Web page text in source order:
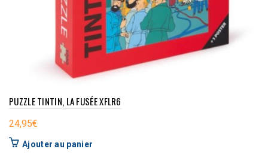
PUZZLE TINTIN, LA FUSÉE XFLR6
24,95€
Ajouter au panier